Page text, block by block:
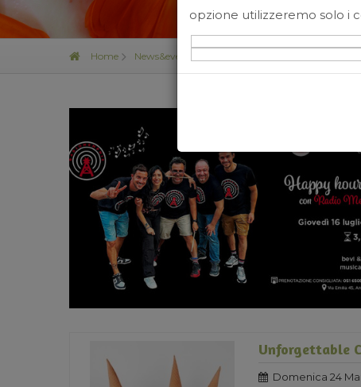
Home News&events
Unforgettable
Domenica 24
opzione utilizzeremo solo i